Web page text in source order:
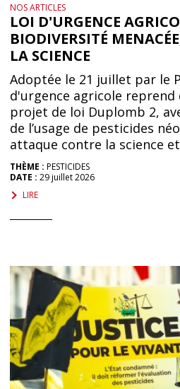
NOS ARTICLES
LOI D'URGENCE
BIODIVERSITÉ
LA SCIENCE
Adoptée le 21 juillet par le
d'urgence agricole reprend
projet de loi Duplomb 2,
de l’usage de pesticides
attaque contre la science
THÈME : PESTICIDES
DATE : 29 juillet 2026
LIRE